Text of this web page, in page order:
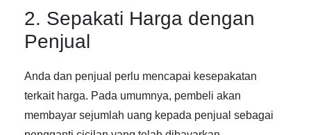
2. Sepakati Harga dengan
Penjual
Anda dan penjual perlu mencapai kesepakatan
terkait harga. Pada umumnya, pembeli akan
membayar sejumlah uang kepada penjual sebagai